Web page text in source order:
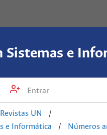
Sistemas e
Entrar
UN
/
e Informática
/
Números